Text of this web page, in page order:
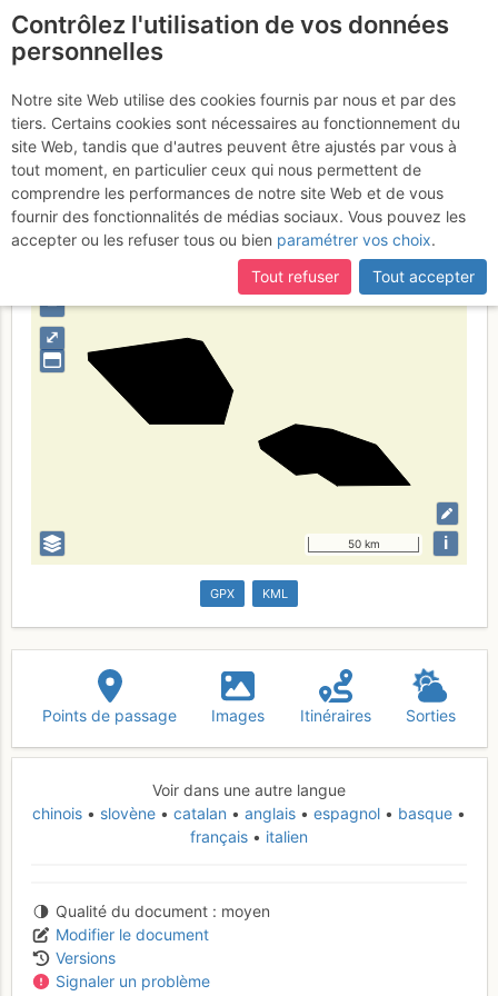
Samoa
Type de région pays
⤢
–
50 km i
GPX KML
Points de passage Images Itinéraires Sorties
Voir dans une autre langue
chinois
slovène catalan anglais espagnol
basque
français
italien
Qualité du document
moyen
Modifier le document
Versions
Signaler un problème
Contrôlez l'utilisation de vos données
personnelles
Notre site Web utilise des cookies fournis par nous et par des
tiers. Certains cookies sont nécessaires au fonctionnement du
site Web, tandis que d'autres peuvent être ajustés par vous à
tout moment, en particulier ceux qui nous permettent de
comprendre les performances de notre site Web et de vous
fournir des fonctionnalités de médias sociaux. Vous pouvez les
accepter ou les refuser tous ou bien paramétrer vos choix.
Tout refuser
Tout accepter